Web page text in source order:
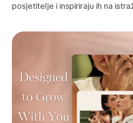
posjetitelje i inspiriraju ih na